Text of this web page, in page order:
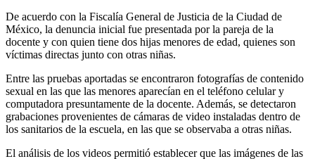
De acuerdo con la Fiscalía General de Justicia de la Ciudad de
México, la denuncia inicial fue presentada por la pareja de la
docente y con quien tiene dos hijas menores de edad, quienes son
víctimas directas junto con otras niñas.
Entre las pruebas aportadas se encontraron fotografías de contenido
sexual en las que las menores aparecían en el teléfono celular y
computadora presuntamente de la docente. Además, se detectaron
grabaciones provenientes de cámaras de video instaladas dentro de
los sanitarios de la escuela, en las que se observaba a otras niñas.
El análisis de los videos permitió establecer que las imágenes de las